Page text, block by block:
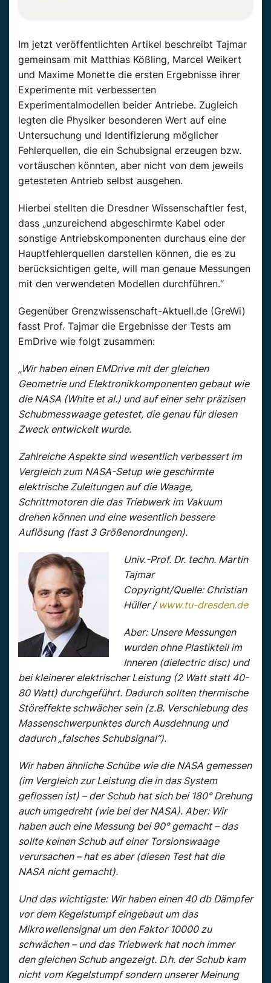
Im jetzt veröffentlichten Artikel beschreibt Tajmar
gemeinsam mit Matthias Kößling, Marcel Weikert
und Maxime Monette die ersten Ergebnisse ihrer
Experimente mit verbesserten
Experimentalmodellen beider Antriebe. Zugleich
legten die Physiker besonderen Wert auf eine
Untersuchung und Identifizierung möglicher
Fehlerquellen, die ein Schubsignal erzeugen bzw.
vortäuschen könnten, aber nicht von dem jeweils
getesteten Antrieb selbst ausgehen.
Hierbei stellten die Dresdner Wissenschaftler fest,
dass „unzureichend abgeschirmte Kabel oder
sonstige Antriebskomponenten durchaus eine der
Hauptfehlerquellen darstellen können, die es zu
berücksichtigen gelte, will man genaue Messungen
mit den verwendeten Modellen durchführen.“
Gegenüber Grenzwissenschaft-Aktuell.de (GreWi)
fasst Prof. Tajmar die Ergebnisse der Tests am
EmDrive wie folgt zusammen:
„Wir haben einen EMDrive mit der gleichen
Geometrie und Elektronikkomponenten gebaut wie
die NASA (White et al.) und auf einer sehr präzisen
Schubmesswaage getestet, die genau für diesen
Zweck entwickelt wurde.
Zahlreiche Aspekte sind wesentlich verbessert im
Vergleich zum NASA-Setup wie geschirmte
elektrische Zuleitungen auf die Waage,
Schrittmotoren die das Triebwerk im Vakuum
drehen können und eine wesentlich bessere
Auflösung (fast 3 Größenordnungen).
Univ.-Prof. Dr. techn. Martin
Tajmar
Copyright/Quelle: Christian
Hüller / www.tu-dresden.de
Aber: Unsere Messungen
wurden ohne Plastikteil im
Inneren (dielectric disc) und
bei kleinerer elektrischer Leistung (2 Watt statt 40-
80 Watt) durchgeführt. Dadurch sollten thermische
Störeffekte schwächer sein (z.B. Verschiebung des
Massenschwerpunktes durch Ausdehnung und
dadurch „falsches Schubsignal“).
Wir haben ähnliche Schübe wie die NASA gemessen
(im Vergleich zur Leistung die in das System
geflossen ist) – der Schub hat sich bei 180° Drehung
auch umgedreht (wie bei der NASA). Aber: Wir
haben auch eine Messung bei 90° gemacht – das
sollte keinen Schub auf einer Torsionswaage
verursachen – hat es aber (diesen Test hat die
NASA nicht gemacht).
Und das wichtigste: Wir haben einen 40 db Dämpfer
vor dem Kegelstumpf eingebaut um das
Mikrowellensignal um den Faktor 10000 zu
schwächen – und das Triebwerk hat noch immer
den gleichen Schub angezeigt. D.h. der Schub kam
nicht vom Kegelstumpf sondern unserer Meinung